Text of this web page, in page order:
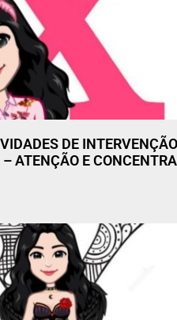
DE INTERVENÇÃO
ATENÇÃO E